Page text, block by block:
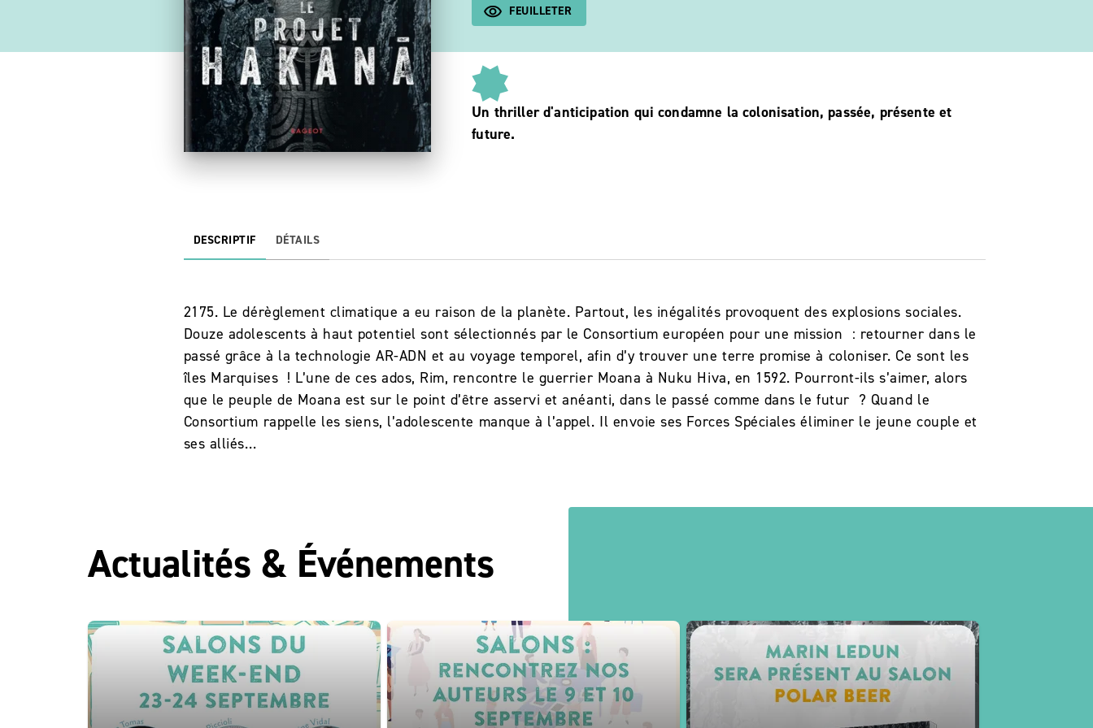
FEUILLETER
Un thriller d'anticipation qui condamne la colonisation, passée, présente et
future.
DESCRIPTIF DÉTAILS
2175. Le dérèglement climatique a eu raison de la planète. Partout, les inégalités provoquent des explosions sociales.
Douze adolescents à haut potentiel sont sélectionnés par le Consortium européen pour une mission : retourner dans le
passé grâce à la technologie AR-ADN et au voyage temporel, afin d’y trouver une terre promise à coloniser. Ce sont les
îles Marquises ! L’une de ces ados, Rim, rencontre le guerrier Moana à Nuku Hiva, en 1592. Pourront-ils s’aimer, alors
que le peuple de Moana est sur le point d’être asservi et anéanti, dans le passé comme dans le futur ? Quand le
Consortium rappelle les siens, l’adolescente manque à l’appel. Il envoie ses Forces Spéciales éliminer le jeune couple et
ses alliés…
Actualités & Événements